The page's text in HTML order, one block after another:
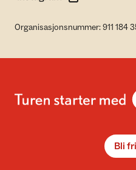
Organisasjonsnummer: 911 184
Bli